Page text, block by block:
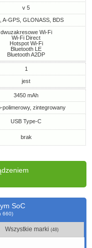
v 5
A-GPS, GLONASS, BDS
dwuzakresowe Wi-Fi
Wi-Fi Direct
Hotspot Wi-Fi
Bluetooth LE
Bluetooth A2DP
1
jest
3450 mAh
polimerowy, zintegrowany
USB Type-C
brak
SoC
660)
Wszystkie marki (48)